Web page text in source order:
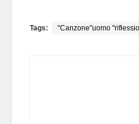
Tags: "Canzone"uomo